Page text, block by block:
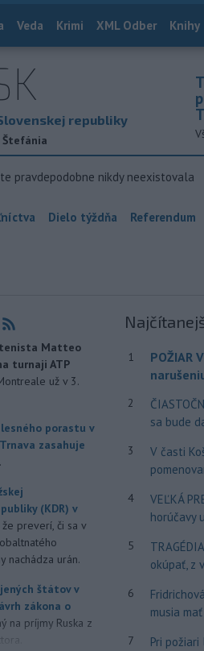
Veda Krimi XML Odber Knihy
republiky
Štefánia
pravdepodobne nikdy neexistovala
Dielo týždňa Referendum
Matteo
turnaji ATP
už v 3.
porastu v
zasahuje
(KDR) v
že preverí, či sa v
nachádza urán.
štátov v
zákona o
na príjmy Ruska z
1
POŽIAR
2
sa bude
3
V časti
4
VEĽKÁ
horúčavy
5
okúpať, z
6
musia
7
Pri